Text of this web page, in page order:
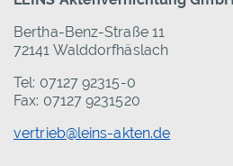
Bertha-Benz-Straße 11
72141 Walddorfhäslach
Tel: 07127 92315-0
Fax: 07127 9231520
vertrieb@leins-akten.de